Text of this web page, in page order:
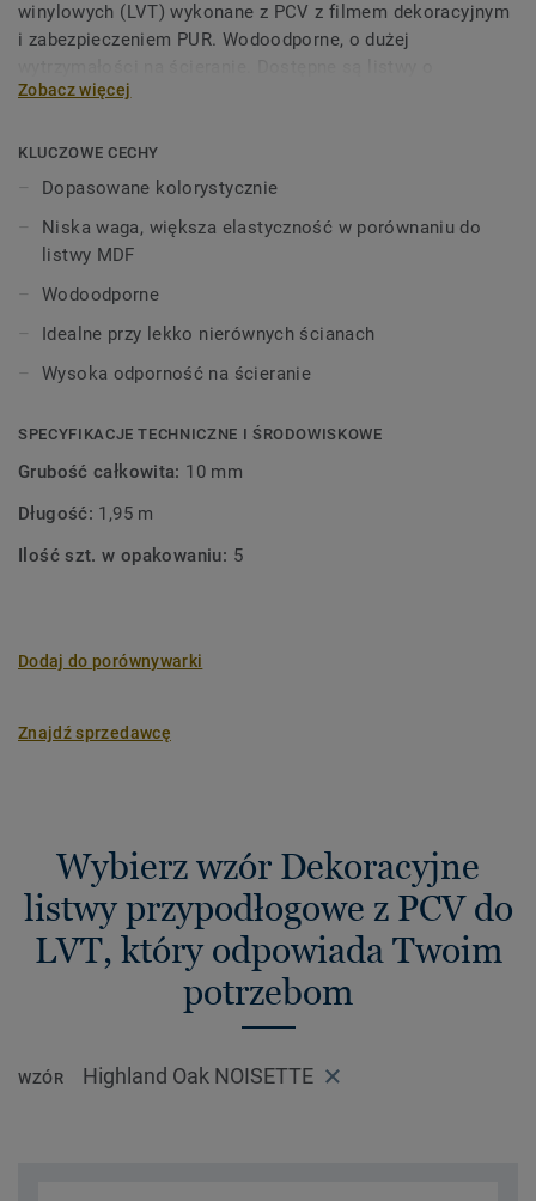
winylowych (LVT) wykonane z PCV z filmem dekoracyjnym
i zabezpieczeniem PUR. Wodoodporne, o dużej
wysokości 60 mm i długości 2,02 m, w kolorach
winylowych. Dekoracyjne listwy przypodłogowe są
kompatybilne ze wszystkimi podłogami LVT Tarkett (Glue-
Down, Click i Loose-Lay).
Zobacz więcej
KLUCZOWE CECHY
Dopasowane kolorystycznie
Niska waga, większa elastyczność w porównaniu do
listwy MDF
Wodoodporne
Idealne przy lekko nierównych ścianach
Wysoka odporność na ścieranie
SPECYFIKACJE TECHNICZNE I ŚRODOWISKOWE
Grubość całkowita: 10 mm
Długość: 1,95 m
Ilość szt. w opakowaniu: 5
Dodaj do porównywarki
Znajdź sprzedawcę
Wybierz wzór Dekoracyjne
listwy przypodłogowe z PCV do
LVT, który odpowiada Twoim
potrzebom
WZÓR Highland Oak NOISETTE